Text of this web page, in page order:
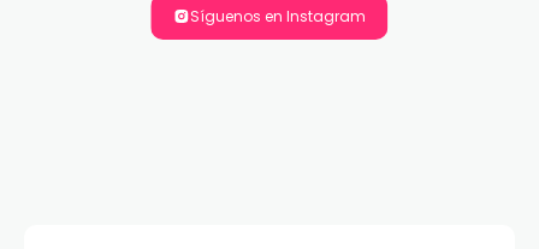
Síguenos en Instagram